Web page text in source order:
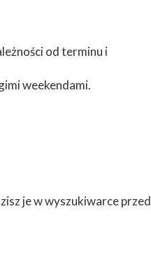
od terminu i
weekendami.
je w wyszukiwarce przed